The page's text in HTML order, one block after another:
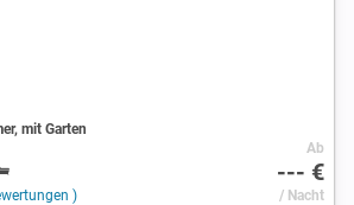
mit Garten
)
Ab
--- €
/ Nacht